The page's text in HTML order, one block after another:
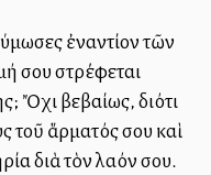
ἐναντίον τῶν
σου στρέφεται
Ὄχι βεβαίως, διότι
τοῦ ἅρματός σου καὶ
διὰ τὸν λαόν σου.